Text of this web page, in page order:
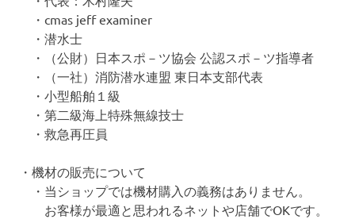
・cmas jeff examiner
・潜水士
・（公財）日本スポ－ツ協会 公認スポ－ツ指導者
・（一社）消防潜水連盟 東日本支部代表
・小型船舶１級
・第二級海上特殊無線技士
・救急再圧員
・機材の販売について
・当ショップでは機材購入の義務はありません。
お客様が最適と思われるネットや店舗でOKです。